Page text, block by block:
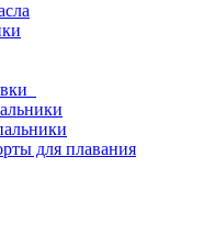
для плавания